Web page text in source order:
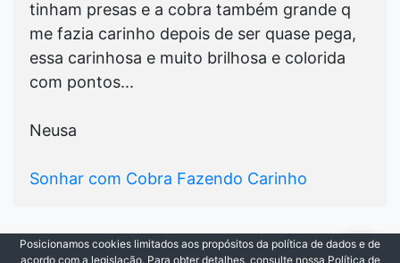
tinham presas e a cobra também grande q
me fazia carinho depois de ser quase pega,
essa carinhosa e muito brilhosa e colorida
com pontos...
Neusa
Sonhar com Cobra Fazendo Carinho
© 2021-2026Cada Sonho|Todos os Direitos
Posicionamos cookies limitados aos propósitos da política de dados e de
acordo com a legislação. Para obter detalhes, consulte nossa Política de